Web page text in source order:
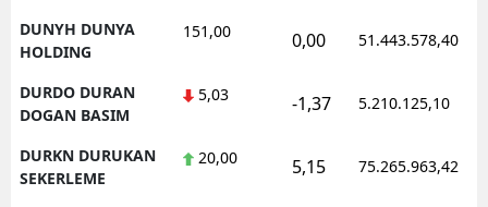
DUNYH DUNYA
HOLDING
151,00 0,00 51.443.578,40
DURDO DURAN
DOGAN BASIM
5,03 -1,37 5.210.125,10
DURKN DURUKAN
SEKERLEME
20,00 5,15 75.265.963,42